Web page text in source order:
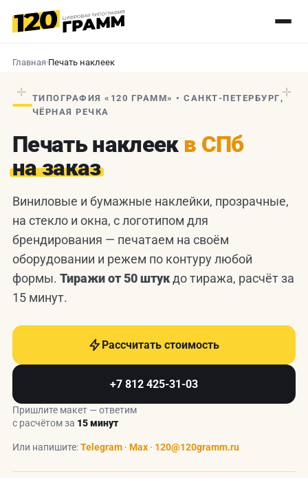
Главная·Печать наклеек
✛ ✛
ТИПОГРАФИЯ «120 ГРАММ» • САНКТ-ПЕТЕРБУРГ,
ЧЁРНАЯ РЕЧКА
Печать наклеек в СПб
на заказ
Виниловые и бумажные наклейки, прозрачные,
на стекло и окна, с логотипом для
брендирования — печатаем на своём
оборудовании и режем по контуру любой
формы. Тиражи от 50 штукдо тиража, расчёт за
15 минут.
Рассчитать стоимость
+7 812 425-31-03
Пришлите макет — ответим
с расчётом за 15 минут
Или напишите:Telegram · Max · 120@120gramm.ru